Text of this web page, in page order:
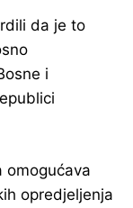
da je to
i
omogućava
opredjeljenja